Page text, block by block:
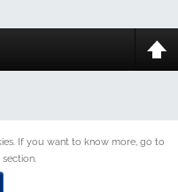
If you want to know more, go to
section.